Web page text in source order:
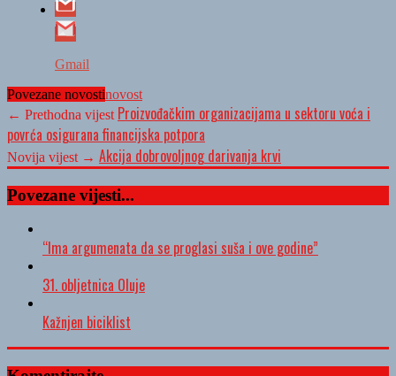
Gmail
Povezane novostinovost
← Prethodna vijest Proizvođačkim organizacijama u sektoru voća i
povrća osigurana financijska potpora
Novija vijest → Akcija dobrovoljnog darivanja krvi
Povezane vijesti...
“Ima argumenata da se proglasi suša i ove godine”
31. obljetnica Oluje
Kažnjen biciklist